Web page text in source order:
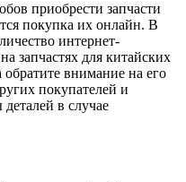
приобрести запчасти
покупка их онлайн. В
интернет-
запчастях для китайских
внимание на его
покупателей и
в случае